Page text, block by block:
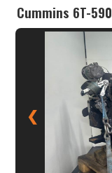
Cummins 6T-590
❮